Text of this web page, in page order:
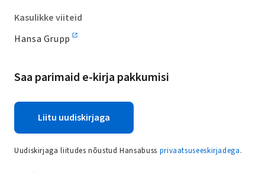
Kasulikke viiteid
Hansa Grupp
Saa parimaid e-kirja pakkumisi
Liitu uudiskirjaga
Uudiskirjaga liitudes nõustud Hansabuss privaatsuseeskirjadega.